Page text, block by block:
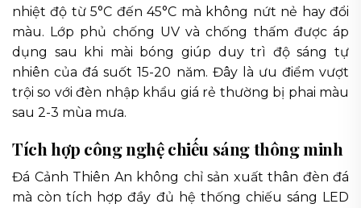
nhiệt độ từ 5°C đến 45°C mà không nứt nẻ hay đổi
màu. Lớp phủ chống UV và chống thấm được áp
dụng sau khi mài bóng giúp duy trì độ sáng tự
nhiên của đá suốt 15-20 năm. Đây là ưu điểm vượt
trội so với đèn nhập khẩu giá rẻ thường bị phai màu
sau 2-3 mùa mưa.
Tích hợp công nghệ chiếu sáng thông minh
Đá Cảnh Thiên An không chỉ sản xuất thân đèn đá
mà còn tích hợp đầy đủ hệ thống chiếu sáng LED